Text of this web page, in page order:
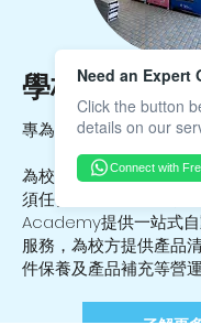
學校全方位服
專為中小學、國際學校
為校方承諾九項售賣機
須任何支出即可享用服
Academy提供一站式
服務，為校方提供產品
件保養及產品補充等營運
了解更
Need an Expert
Click the button
details on our
Connect with